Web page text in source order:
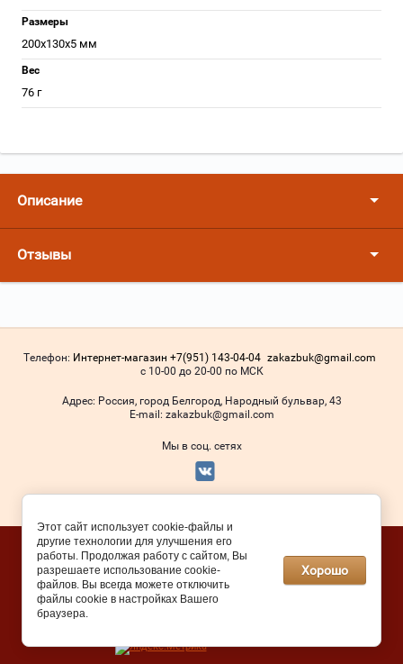
Размеры
200x130x5 мм
Вес
76 г
Описание
Отзывы
Телефон: Интернет-магазин +7(951) 143-04-04 zakazbuk@gmail.com
с 10-00 до 20-00 по МСК
Адрес: Россия, город Белгород, Народный бульвар, 43
Е-mail: zakazbuk@gmail.com
Мы в соц. сетях
Megagroup.ru
Этот сайт использует cookie-файлы и
другие технологии для улучшения его
работы. Продолжая работу с сайтом, Вы
разрешаете использование cookie-
файлов. Вы всегда можете отключить
файлы cookie в настройках Вашего
браузера.
Хорошо